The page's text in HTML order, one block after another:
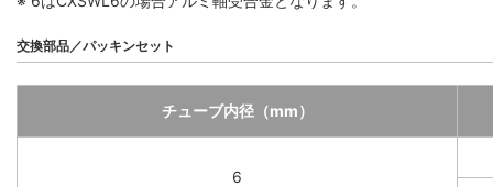
交換部品／パッキンセット
チューブ内径（mm）
6